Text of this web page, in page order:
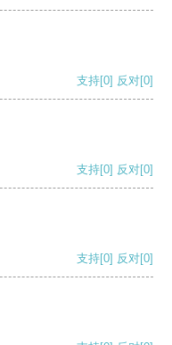
支持[0] 反对[0]
支持[0] 反对[0]
支持[0] 反对[0]